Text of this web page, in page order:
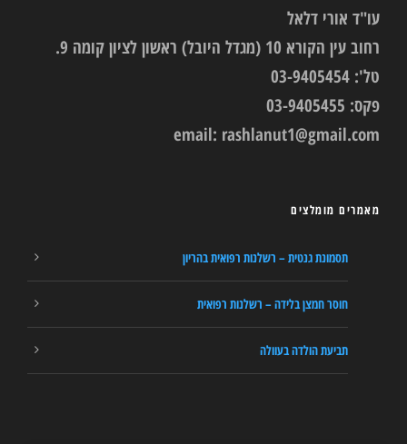
עו"ד אורי דלאל
רחוב עין הקורא 10 (מגדל היובל) ראשון לציון קומה 9.
טל': 03-9405454
פקס: 03-9405455
email: rashlanut1@gmail.com
מאמרים מומלצים
תסמונת גנטית – רשלנות רפואית בהריון
חוסר חמצן בלידה – רשלנות רפואית
תביעת הולדה בעוולה